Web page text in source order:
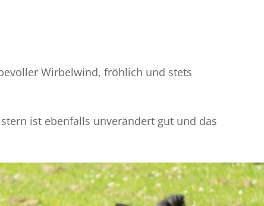
Wirbelwind, fröhlich und stets
ist ebenfalls unverändert gut und das